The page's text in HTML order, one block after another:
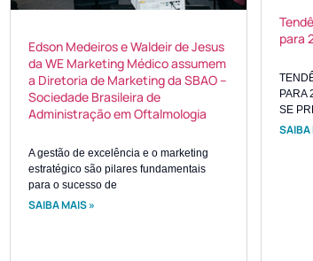
Edson Medeiros e Waldeir de Jesus
da WE Marketing Médico assumem
a Diretoria de Marketing da SBAO –
Sociedade Brasileira de
Administração em Oftalmologia
A gestão de excelência e o marketing
estratégico são pilares fundamentais
para o sucesso de
SAIBA MAIS »
para
PARA
SE
SAIBA